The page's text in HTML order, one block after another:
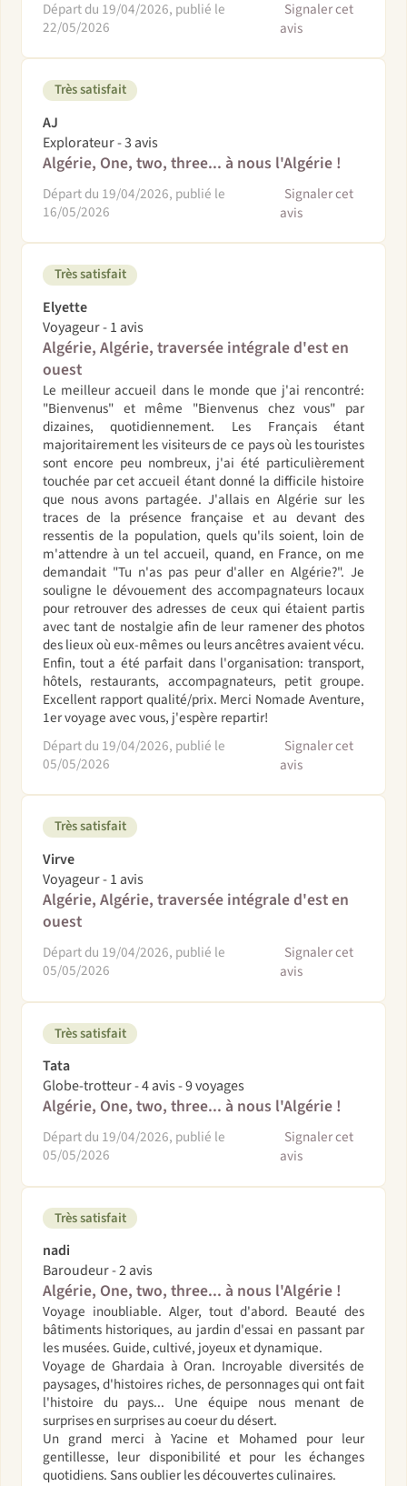
Départ du 19/04/2026, publié le
22/05/2026
Signaler cet
avis
Très satisfait
AJ
Explorateur - 3 avis
Algérie, One, two, three... à nous l'Algérie !
Départ du 19/04/2026, publié le
16/05/2026
Signaler cet
avis
Très satisfait
Elyette
Voyageur - 1 avis
Algérie, Algérie, traversée intégrale d'est en
ouest
Le meilleur accueil dans le monde que j'ai rencontré:
"Bienvenus" et même "Bienvenus chez vous" par
dizaines, quotidiennement. Les Français étant
majoritairement les visiteurs de ce pays où les touristes
sont encore peu nombreux, j'ai été particulièrement
touchée par cet accueil étant donné la difficile histoire
que nous avons partagée. J'allais en Algérie sur les
traces de la présence française et au devant des
ressentis de la population, quels qu'ils soient, loin de
m'attendre à un tel accueil, quand, en France, on me
demandait "Tu n'as pas peur d'aller en Algérie?". Je
souligne le dévouement des accompagnateurs locaux
pour retrouver des adresses de ceux qui étaient partis
avec tant de nostalgie afin de leur ramener des photos
des lieux où eux-mêmes ou leurs ancêtres avaient vécu.
Enfin, tout a été parfait dans l'organisation: transport,
hôtels, restaurants, accompagnateurs, petit groupe.
Excellent rapport qualité/prix. Merci Nomade Aventure,
1er voyage avec vous, j'espère repartir!
Départ du 19/04/2026, publié le
05/05/2026
Signaler cet
avis
Très satisfait
Virve
Voyageur - 1 avis
Algérie, Algérie, traversée intégrale d'est en
ouest
Départ du 19/04/2026, publié le
05/05/2026
Signaler cet
avis
Très satisfait
Tata
Globe-trotteur - 4 avis - 9 voyages
Algérie, One, two, three... à nous l'Algérie !
Départ du 19/04/2026, publié le
05/05/2026
Signaler cet
avis
Très satisfait
nadi
Baroudeur - 2 avis
Algérie, One, two, three... à nous l'Algérie !
Voyage inoubliable. Alger, tout d'abord. Beauté des
bâtiments historiques, au jardin d'essai en passant par
les musées. Guide, cultivé, joyeux et dynamique.
Voyage de Ghardaia à Oran. Incroyable diversités de
paysages, d'histoires riches, de personnages qui ont fait
l'histoire du pays... Une équipe nous menant de
surprises en surprises au coeur du désert.
Un grand merci à Yacine et Mohamed pour leur
gentillesse, leur disponibilité et pour les échanges
quotidiens. Sans oublier les découvertes culinaires.